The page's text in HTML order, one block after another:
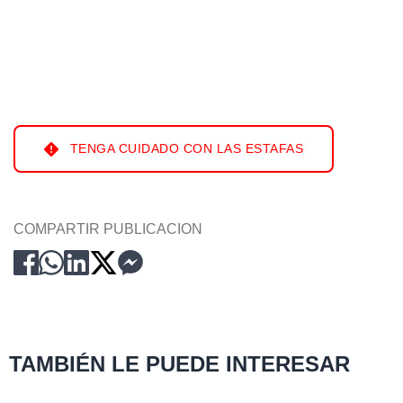
TENGA CUIDADO CON LAS ESTAFAS
COMPARTIR PUBLICACION
TAMBIÉN LE PUEDE INTERESAR